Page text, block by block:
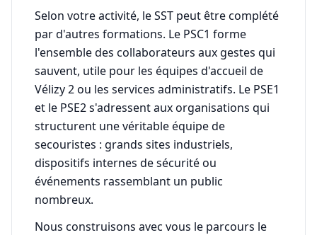
Selon votre activité, le SST peut être complété
par d'autres formations. Le PSC1 forme
l'ensemble des collaborateurs aux gestes qui
sauvent, utile pour les équipes d'accueil de
Vélizy 2 ou les services administratifs. Le PSE1
et le PSE2 s'adressent aux organisations qui
structurent une véritable équipe de
secouristes : grands sites industriels,
dispositifs internes de sécurité ou
événements rassemblant un public
nombreux.
Nous construisons avec vous le parcours le